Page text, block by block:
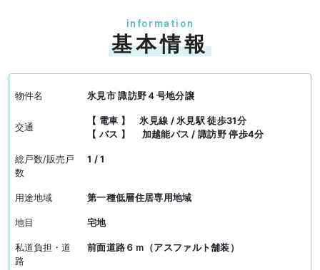
information
基本情報
物件名 氷見市 諏訪野４号地分譲
交通
【 電車 】 氷見線 / 氷見駅 徒歩31分
【 バス 】 加越能バス / 諏訪野 停歩4分
総戸数/販売戸
数
1 / 1
用途地域 第一種低層住居専用地域
地目 宅地
私道負担・道
路
前面道路６ｍ（アスファルト舗装）